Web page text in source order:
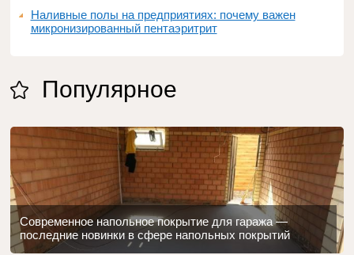
Наливные полы на предприятиях: почему важен
микронизированный пентаэритрит
Популярное
Современное напольное покрытие для гаража —
последние новинки в сфере напольных покрытий